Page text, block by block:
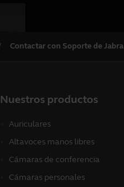
Contactar con Soporte de Jabra
Nuestros productos
Auriculares
Altavoces manos libres
Cámaras de conferencia
Cámaras personales